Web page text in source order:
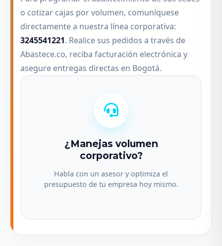
o cotizar cajas por volumen, comuníquese
directamente a nuestra línea corporativa:
3245541221. Realice sus pedidos a través de
Abastece.co, reciba facturación electrónica y
asegure entregas directas en Bogotá.
¿Manejas volumen
corporativo?
Habla con un asesor y optimiza el
presupuesto de tu empresa hoy mismo.